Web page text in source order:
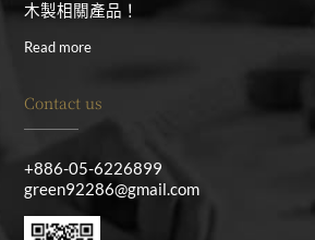
木製相關產品！
Read more
Contact us
+886-05-6226899
green92286@gmail.com